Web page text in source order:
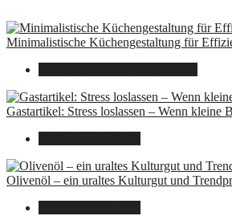
Minimalistische Küchengestaltung für
Gastartikel: Stress loslassen – Wenn kleine
Olivenöl – ein uraltes Kulturgut und